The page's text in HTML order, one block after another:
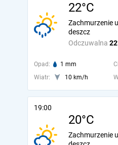
22°C
Odczuwalna
Zachmurzenie
deszcz
Opad: 1 mm
Wiatr:
10 km/h
19:00
20°C
Zachmurzenie